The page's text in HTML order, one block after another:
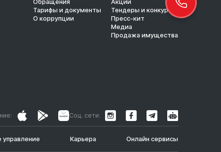
Обращения
Тарифы и документы
О коррупции
Акции
Тендеры и конкурсы
Пресс-кит
Медиа
Продажа имущества
Соц. сети:
управление Карьера Онлайн сервисы